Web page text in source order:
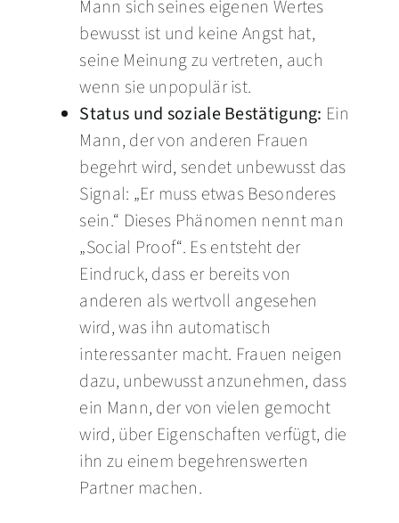
Mann sich seines eigenen Wertes
bewusst ist und keine Angst hat,
seine Meinung zu vertreten, auch
wenn sie unpopulär ist.
Status und soziale Bestätigung: Ein
Mann, der von anderen Frauen
begehrt wird, sendet unbewusst das
Signal: „Er muss etwas Besonderes
sein.“ Dieses Phänomen nennt man
„Social Proof“. Es entsteht der
Eindruck, dass er bereits von
anderen als wertvoll angesehen
wird, was ihn automatisch
interessanter macht. Frauen neigen
dazu, unbewusst anzunehmen, dass
ein Mann, der von vielen gemocht
wird, über Eigenschaften verfügt, die
ihn zu einem begehrenswerten
Partner machen.